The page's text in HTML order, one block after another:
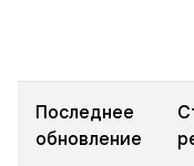
Последнее
обновление